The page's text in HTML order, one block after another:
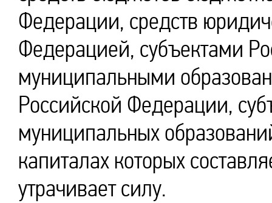
Федерации, средств
Федерацией, субъектами
муниципальными
Российской Федерации,
муниципальных
капиталах которых
утрачивает силу.